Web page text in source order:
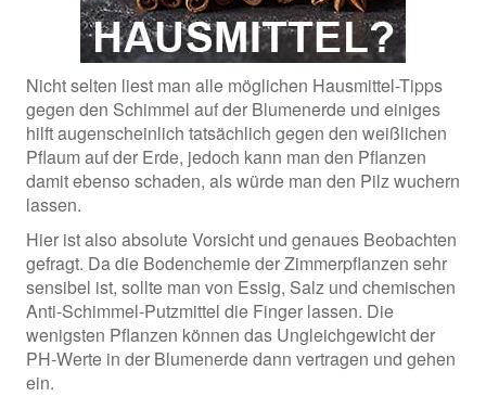
Nicht selten liest man alle möglichen Hausmittel-Tipps
gegen den Schimmel auf der Blumenerde und einiges
hilft augenscheinlich tatsächlich gegen den weißlichen
Pflaum auf der Erde, jedoch kann man den Pflanzen
damit ebenso schaden, als würde man den Pilz wuchern
lassen.
Hier ist also absolute Vorsicht und genaues Beobachten
gefragt. Da die Bodenchemie der Zimmerpflanzen sehr
sensibel ist, sollte man von Essig, Salz und chemischen
Anti-Schimmel-Putzmittel die Finger lassen. Die
wenigsten Pflanzen können das Ungleichgewicht der
PH-Werte in der Blumenerde dann vertragen und gehen
ein.